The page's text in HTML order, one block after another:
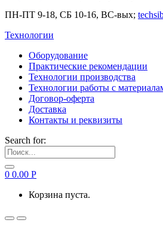
ПН-ПТ 9-18, СБ 10-16, ВС-вых;
Технологии
Оборудование
Практические рекомендации
Технологии производства
Технологии работы с
Договор-оферта
Доставка
Контакты и реквизиты
Search for:
0 0.00 Р
Корзина пуста.